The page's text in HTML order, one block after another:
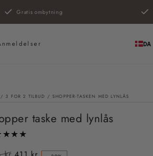
Gratis ombytning
DA
/ 3 FOR 2 TILBUD / SHOPPER-TASKEN MED LYNLÅS
taske med lynlås